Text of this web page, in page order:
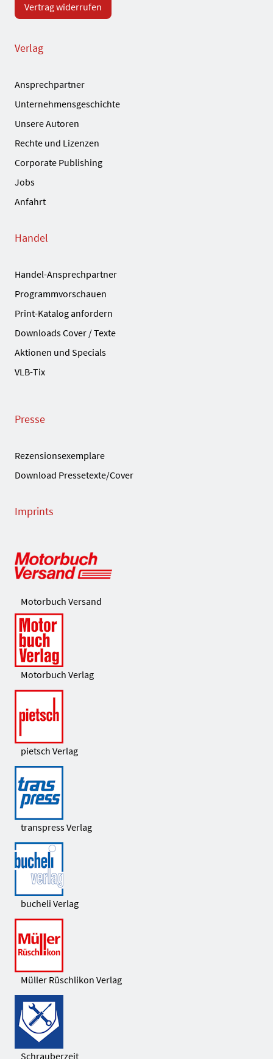
Vertrag widerrufen
Verlag
Ansprechpartner
Unternehmensgeschichte
Unsere Autoren
Rechte und Lizenzen
Corporate Publishing
Jobs
Anfahrt
Handel
Handel-Ansprechpartner
Programmvorschauen
Print-Katalog anfordern
Downloads Cover / Texte
Aktionen und Specials
VLB-Tix
Presse
Rezensionsexemplare
Download Pressetexte/Cover
Imprints
Motorbuch Versand
Motorbuch Verlag
pietsch Verlag
transpress Verlag
bucheli Verlag
Müller Rüschlikon Verlag
Schrauberzeit